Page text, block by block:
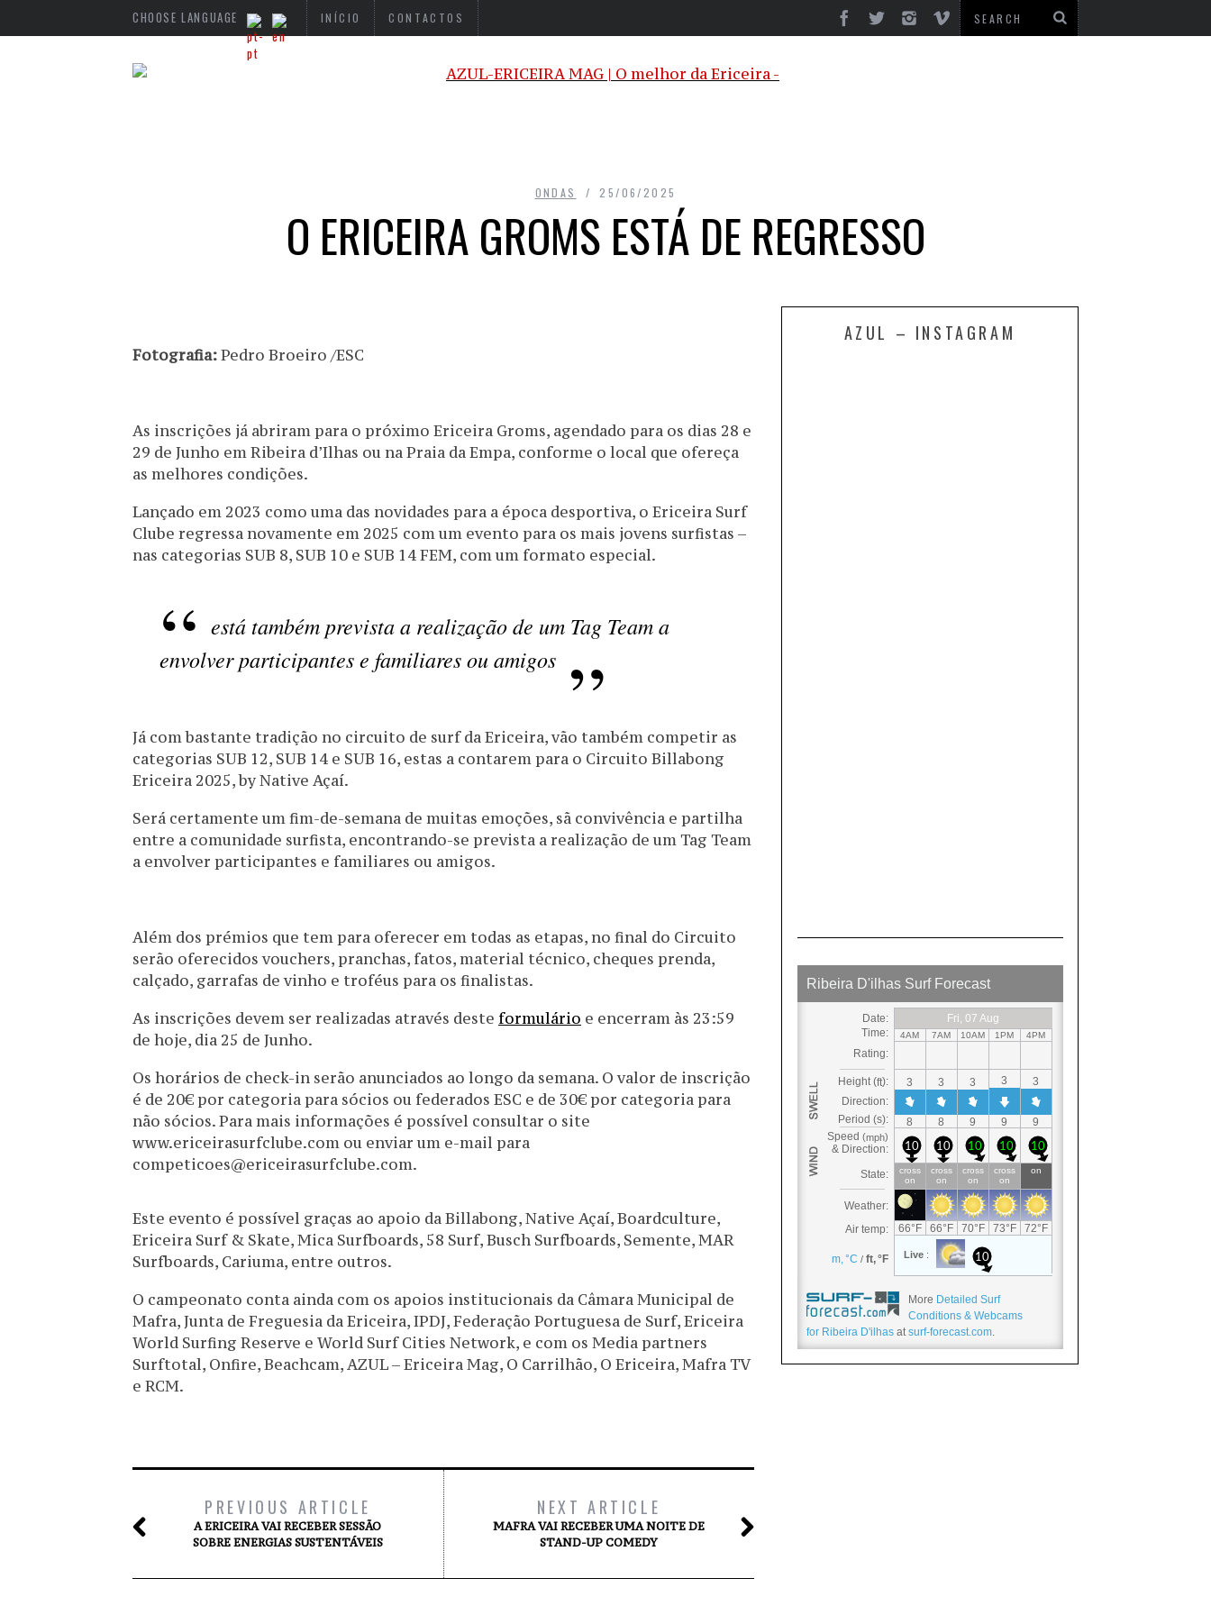
CHOOSE LANGUAGE INÍCIO CONTACTOS
ONDAS 25/06/2025
O ERICEIRA GROMS ESTÁ DE REGRESSO
Fotografia:Pedro Broeiro /ESC
As inscrições já abriram para o próximo Ericeira Groms, agendado para os dias 28 e
29 de Junho em Ribeira d’Ilhas ou na Praia da Empa, conforme o local que ofereça
as melhores condições.
Lançado em 2023 como uma das novidades para a época desportiva, o Ericeira Surf
Clube regressa novamente em 2025 com um evento para os mais jovens surfistas –
nas categorias SUB 8, SUB 10 e SUB 14 FEM, com um formato especial.
está também prevista a realização de um Tag Team a
envolver participantes e familiares ou amigos
Já com bastante tradição no circuito de surf da Ericeira, vão também competir as
categorias SUB 12, SUB 14 e SUB 16, estas a contarem para o Circuito Billabong
Ericeira 2025, by Native Açaí.
Será certamente um fim-de-semana de muitas emoções, sã convivência e partilha
entre a comunidade surfista, encontrando-se prevista a realização de um Tag Team
a envolver participantes e familiares ou amigos.
Além dos prémios que tem para oferecer em todas as etapas, no final do Circuito
serão oferecidos vouchers, pranchas, fatos, material técnico, cheques prenda,
calçado, garrafas de vinho e troféus para os finalistas.
As inscrições devem ser realizadas através deste formulário e encerram às 23:59
de hoje, dia 25 de Junho.
Os horários de check-in serão anunciados ao longo da semana. O valor de inscrição
é de 20€ por categoria para sócios ou federados ESC e de 30€ por categoria para
não sócios. Para mais informações é possível consultar o site
www.ericeirasurfclube.com ou enviar um e-mail para
competicoes@ericeirasurfclube.com.
Este evento é possível graças ao apoio da Billabong, Native Açaí, Boardculture,
Ericeira Surf & Skate, Mica Surfboards, 58 Surf, Busch Surfboards, Semente, MAR
Surfboards, Cariuma, entre outros.
O campeonato conta ainda com os apoios institucionais da Câmara Municipal de
Mafra, Junta de Freguesia da Ericeira, IPDJ, Federação Portuguesa de Surf, Ericeira
World Surfing Reserve e World Surf Cities Network, e com os Media partners
Surftotal, Onfire, Beachcam, AZUL – Ericeira Mag, O Carrilhão, O Ericeira, Mafra TV
e RCM.
PREVIOUS ARTICLE
A ERICEIRA VAI RECEBER SESSÃO
SOBRE ENERGIAS SUSTENTÁVEIS
NEXT ARTICLE
MAFRA VAI RECEBER UMA NOITE DE
STAND-UP COMEDY
AZUL – INSTAGRAM
More Detailed Surf
Conditions & Webcams
for Ribeira D'ilhas at surf-forecast.com.